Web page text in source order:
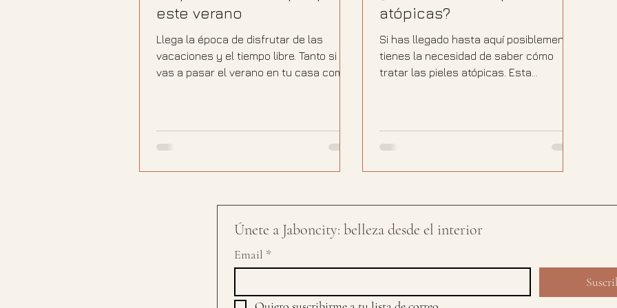
este verano
Llega la época de disfrutar de las
vacaciones y el tiempo libre. Tanto si
vas a pasar el verano en tu casa como
atópicas?
Si has llegado hasta aquí posiblemente
tienes la necesidad de saber cómo
tratar las pieles atópicas. Esta
Únete a Jaboncity: belleza desde el interior
Email *